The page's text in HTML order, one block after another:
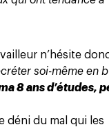
n’hésite
soi-même en
8 ans d’études,
déni du mal qui les